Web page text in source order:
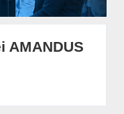
AMANDUS